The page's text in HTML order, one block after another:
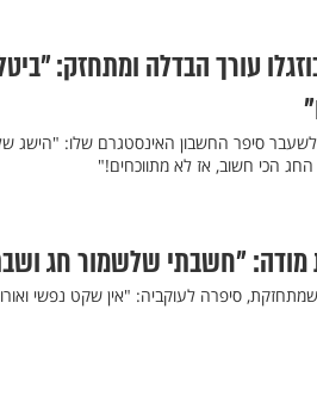
לשעבר סיפר החשבון האינסטגרם שלו:
הכי חשוב, אז לא מתווכחים!"
מודה: "חשבתי שלשמור חג
שמתחזקת, סיפרה לעוקביה: "אין שקט נפשי